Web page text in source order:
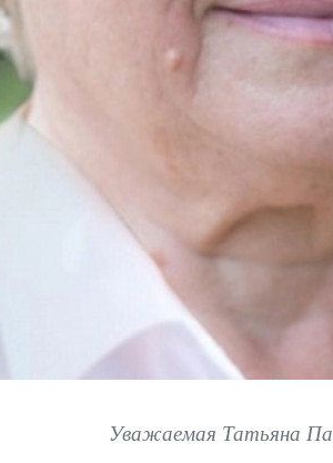
Уважаемая Татьяна